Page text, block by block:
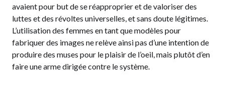
avaient pour but de se réapproprier et de valoriser des
luttes et des révoltes universelles, et sans doute légitimes.
L’utilisation des femmes en tant que modèles pour
fabriquer des images ne relève ainsi pas d’une intention de
produire des muses pour le plaisir de l’oeil, mais plutôt d’en
faire une arme dirigée contre le système.